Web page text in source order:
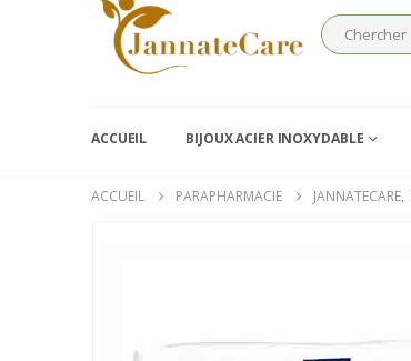
ACCUEIL BIJOUX ACIER INOXYDABLE
ACCUEIL PARAPHARMACIE JANNATECARE,